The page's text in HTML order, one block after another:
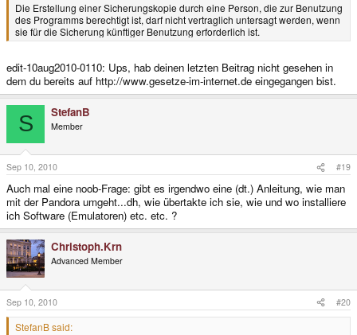
Die Erstellung einer Sicherungskopie durch eine Person, die zur Benutzung
des Programms berechtigt ist, darf nicht vertraglich untersagt werden, wenn
sie für die Sicherung künftiger Benutzung erforderlich ist.
edit-10aug2010-0110: Ups, hab deinen letzten Beitrag nicht gesehen in
dem du bereits auf http://www.gesetze-im-internet.de eingegangen bist.
S StefanB
Member
Sep 10, 2010 #19
Auch mal eine noob-Frage: gibt es irgendwo eine (dt.) Anleitung, wie man
mit der Pandora umgeht...dh, wie übertakte ich sie, wie und wo installiere
ich Software (Emulatoren) etc. etc. ?
Christoph.Krn
Advanced Member
Sep 10, 2010 #20
StefanB said: